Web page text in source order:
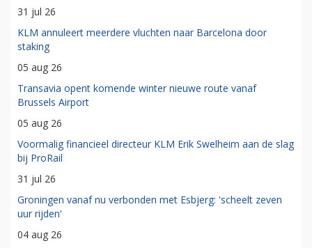
31 jul 26
KLM annuleert meerdere vluchten naar Barcelona door
staking
05 aug 26
Transavia opent komende winter nieuwe route vanaf
Brussels Airport
05 aug 26
Voormalig financieel directeur KLM Erik Swelheim aan de slag
bij ProRail
31 jul 26
Groningen vanaf nu verbonden met Esbjerg: 'scheelt zeven
uur rijden'
04 aug 26